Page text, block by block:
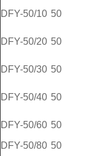
DFY-50/10 50
DFY-50/20 50
DFY-50/30 50
DFY-50/40 50
DFY-50/60 50
DFY-50/80 50